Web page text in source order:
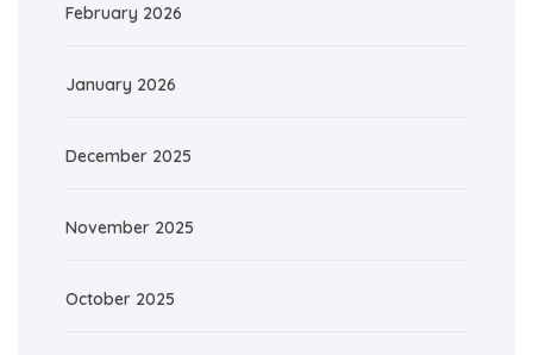
February 2026
January 2026
December 2025
November 2025
October 2025